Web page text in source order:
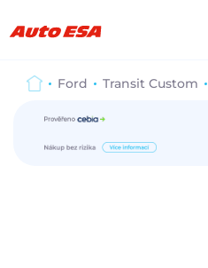
Ford Transit Custom